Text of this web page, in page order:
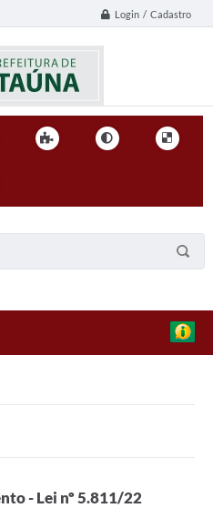
Login / Cadastro
- Lei nº 5.811/22